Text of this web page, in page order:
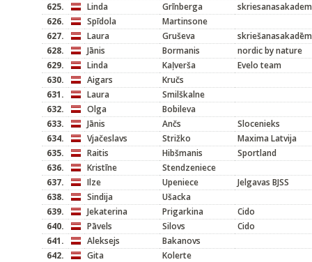
625.
Linda Grīnberga
626.
Spīdola
Martinsone
627.
Laura Gruševa
628.
Jānis Bormanis
nordic by nature
629.
Linda Kaļverša
Evelo team
630.
Aigars
Kručs
631.
Laura
Smilškalne
632.
Olga
Bobileva
633.
Jānis Ančs
Slocenieks
634.
Vjačeslavs Strižko
Maxima Latvija
635.
Raitis Hibšmanis
Sportland
636.
Kristīne
Stendzeniece
637.
Ilze Upeniece
Jelgavas BJSS
638.
Sindija
Ušacka
639.
Jekaterina Prigarkina
Cido
640.
Pāvels Silovs
Cido
641.
Aleksejs
Bakanovs
642.
Gita
Kolerte